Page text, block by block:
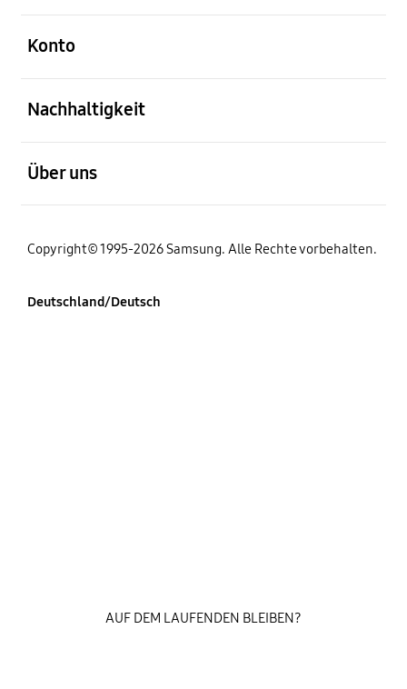
Konto
Nachhaltigkeit
Über uns
Copyright© 1995-2026 Samsung. Alle Rechte vorbehalten.
Deutschland/Deutsch
AUF DEM LAUFENDEN BLEIBEN?